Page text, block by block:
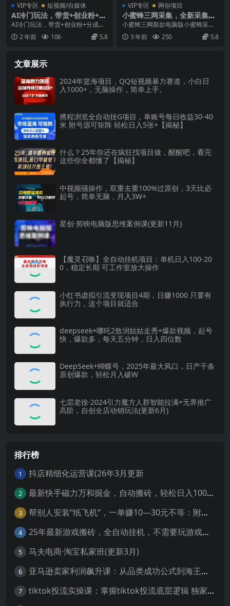
VIP专区 短视频/自媒体
AI冷门玩法，带货+创业粉+分
成收益，带你弯道超车，实现
AI冷门玩法，带货+创业粉+分成收
益，带你弯道超车，实现逆风翻盘
【揭秘】 今天我...
2 年前 106 5.8
VIP专区 网创项目
小蜜蜂三网采集，全新采集客
源京东拼多多淘宝客户一键导
小蜜蜂三网新款电脑版小蜜蜂采
集，淘宝、京东、拼多多三网采
集，可根据物品关键字、人...
3 年前 250 5.8
文章展示
2024年篮海项目，QQ短视频暴力赛道，小白日
入1000+，无脑操作，简单上手。
携程浏览全自动挂G项目，单账号每日收益30-40
米 附号源可矩阵 轻松日入5张+【揭秘】
什么？25年你还在疯狂找项目做，醒醒吧，看完
这些你全都懂了【揭秘】
中视频骚操作，双重去重100%过原创，3天比必
起号，简单无脑，月入3W+
星创·剪映电脑版思维案例课(更新11月)
【魔灵召唤】全自动挂机项目：单机日入100-20
0，稳定长期 可工作室放大操作
小红书虚拟引流变现项目4期，日赚1000 只要有
执行力，这个项目就适合
deepseek+哪吒2敖润姑姑走秀+爆款视频，起号
快，爆款多，每天五分钟，日入四位数
DeepSeek+蝴蝶号，2025年最大风口，日产千条
原创爆款，轻松月入破W
七层老徐·2024引力魔方人群智能拉满+无界推广
高阶，自创全店动销玩法(更新6月)
排行榜
1 抖店精细化运营课(26年3月更新
2 最新快手磁力万和掘金，自动搬砖，轻松日入100-200，操作简单
3 帮别人安装“纸飞机“，一单赚10—30元不等：附：免费节点
4 25年最新游戏搬砖，全自动挂机，不需要玩游戏，单手机操作日入300+
5 马夫电商·淘宝私家班(更新3月)
6 亚马逊卖家利润飙升课：从品类成功公式到海王打法，让每个SKU都成爆款一路飙升(更新26年3月
7 tiktok投流实操课：掌握tiktok投流底层逻辑 独家TK投流玩法